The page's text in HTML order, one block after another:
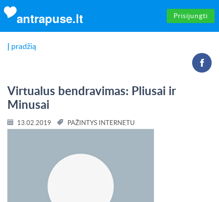
antrapuse.lt Prisijungti
Į pradžią
Virtualus bendravimas: Pliusai ir
Minusai
13.02.2019 PAŽINTYS INTERNETU